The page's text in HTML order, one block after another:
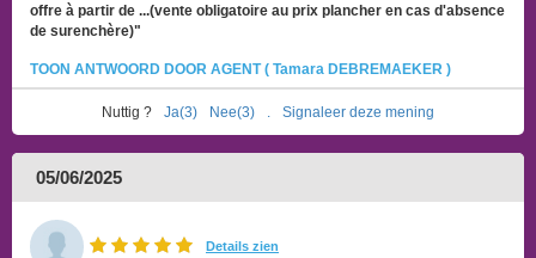
offre à partir de ...(vente obligatoire au prix plancher en cas d'absence
de surenchère)"
TOON ANTWOORD DOOR AGENT ( Tamara DEBREMAEKER )
Nuttig ? Ja(3) Nee(3) Signaleer deze mening
05/06/2025
Details zien